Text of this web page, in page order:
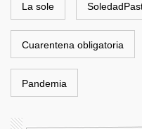
La sole
Cuarentena obligatoria
Pandemia